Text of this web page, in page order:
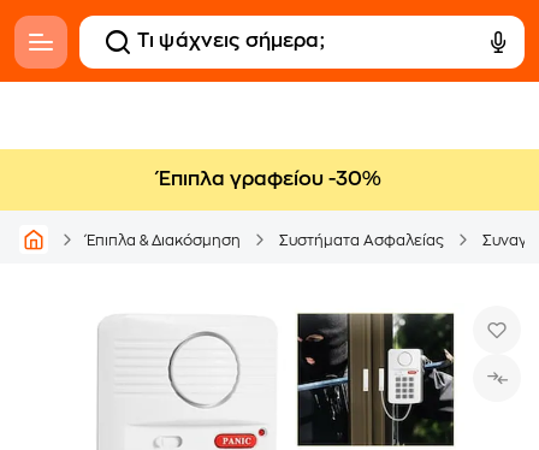
Έπιπλα γραφείου -30%
Έπιπλα & Διακόσμηση Συστήματα Ασφαλείας